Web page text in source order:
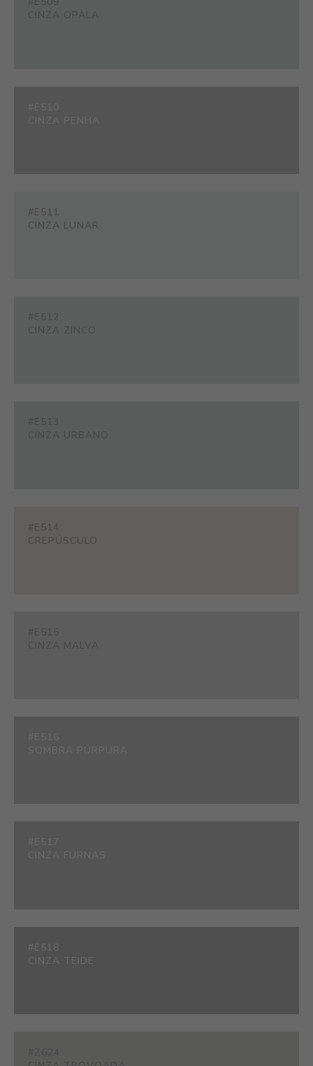
CINZA OPALA
#E511
CINZA LUNAR
#E512
CINZA ZINCO
#E514
CREPÚSCULO
#E515
CINZA MALVA
#E518
CINZA TEIDE